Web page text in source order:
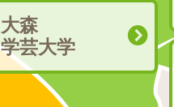
大森
学芸大学